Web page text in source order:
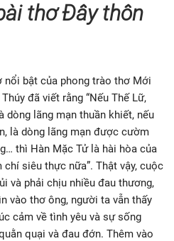
thơ Đây thôn
nổi bật của phong trào thơ Mới
đã viết rằng “Nếu Thế Lữ,
dòng lãng mạn thuần khiết, nếu
là dòng lãng mạn được cườm
thì Hàn Mặc Tử là hài hòa của
chí siêu thực nữa”. Thật vậy, cuộc
và phải chịu nhiều đau thương,
vào thơ ông, người ta vẫn thấy
cảm về tình yêu và sự sống
quại và đau đớn. Thêm vào